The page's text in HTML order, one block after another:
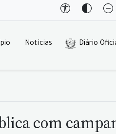
Notícias Diário
com